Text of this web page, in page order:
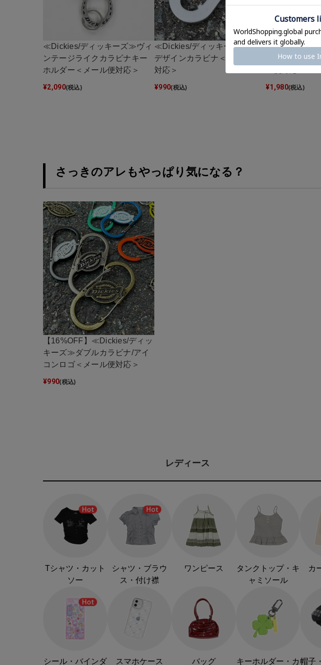
≪Dickies/ディッキーズ≫ヴィ
ンテージライクカラビナキー
ホルダー＜メール便対応＞
¥2,090(税込)
≪Dickies/ディッキーズ≫ロゴ
デザインカラビナ＜メール便
対応＞
¥990(税込)
≪Dickies/ディ
カラビナキー
¥1,980(税込)
さっきのアレもやっぱり気になる？
【16%OFF】≪Dickies/ディッ
キーズ≫ダブルカラビナ/アイ
コンロゴ＜メール便対応＞
¥990(税込)
レディース
Tシャツ・カット
ソー
シャツ・ブラウ
ス・付け襟
ワンピース
タンクトップ・キ
ャミソール
カ
シール・バインダ スマホケース バッグ キーホルダー・カ帽子